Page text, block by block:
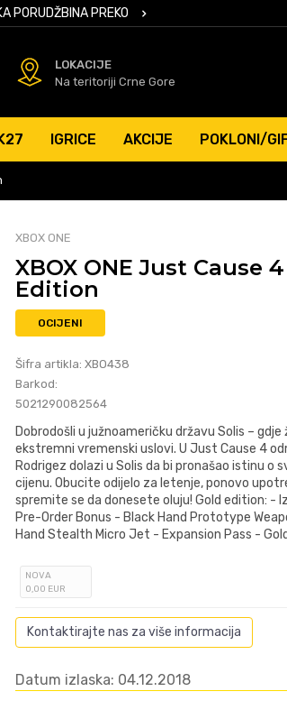
PORUDŽBINA PREKO 50 EURSIGURNO PLAĆANJE
LOKACIJE
Na teritoriji Crne Gore
IGRICE AKCIJE POKLONI/
XBOX ONE
XBOX ONE Just Cause
Edition
OCIJENI
Šifra artikla: XBO438
Barkod:
5021290082564
Dobrodošli u južnoameričku državu Solis –
ekstremni vremenski uslovi. U Just Cause 4
Rodrigez dolazi u Solis da bi pronašao istinu o
cijenu. Obucite odijelo za letenje, ponovo
spremite se da donesete oluju! Gold edition: -
Pre-Order Bonus - Black Hand Prototype
Hand Stealth Micro Jet - Expansion Pass -
NOVA
0,00 EUR
Kontaktirajte nas za više informacija
Datum izlaska: 04.12.2018